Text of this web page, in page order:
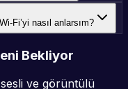
nasıl anlarsım?
Bekliyor
ve görüntülü